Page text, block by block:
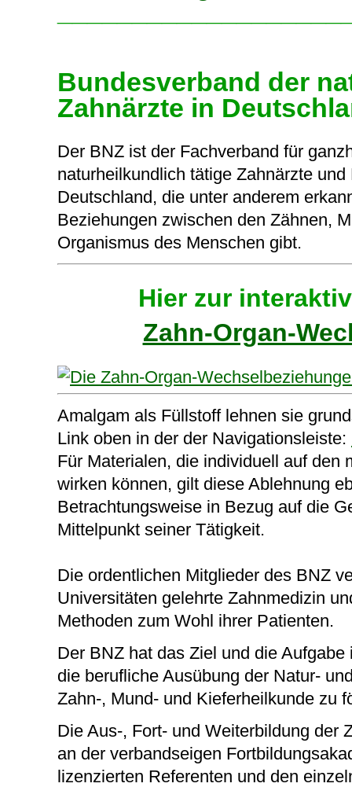
Bundesverband der
Zahnärzte in
Der BNZ ist der Fachverband für
naturheilkundlich tätige Zahnärzte
Deutschland, die unter anderem
Beziehungen zwischen den Zähnen,
Organismus des Menschen gibt.
Hier zur
Zahn-Organ-
Amalgam als Füllstoff lehnen sie
Link oben in der der Navigationsleiste:
Für Materialen, die individuell auf den
wirken können, gilt diese Ablehnung
Betrachtungsweise in Bezug auf die
Mittelpunkt seiner Tätigkeit.
Die ordentlichen Mitglieder des BNZ
Universitäten gelehrte Zahnmedizin
Methoden zum Wohl ihrer Patienten.
Der BNZ hat das Ziel und die
die berufliche Ausübung der Natur-
Zahn-, Mund- und Kieferheilkunde zu
Die Aus-, Fort- und Weiterbildung der
an der verbandseigen
lizenzierten Referenten und den